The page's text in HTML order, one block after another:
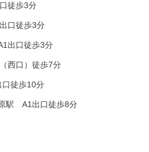
徒歩3分
口徒歩3分
出口徒歩3分
西口）徒歩7分
口徒歩10分
原駅 A1出口徒歩8分